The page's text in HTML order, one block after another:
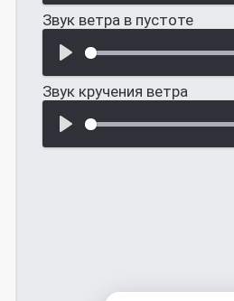
Звук ветра в пустоте
Звук кручения ветра